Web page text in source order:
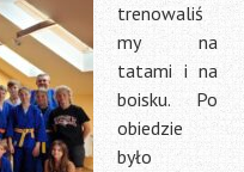
trenowaliś
my na
tatami i na
boisku. Po
obiedzie
było